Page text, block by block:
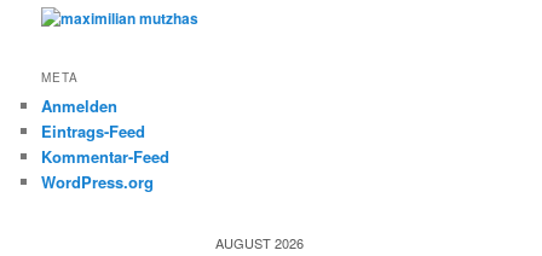
META
Anmelden
Eintrags-Feed
Kommentar-Feed
WordPress.org
AUGUST 2026